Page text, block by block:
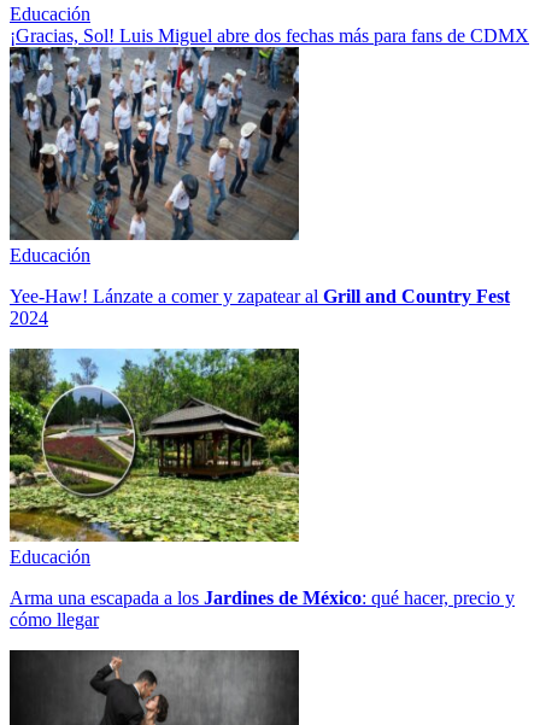
Educación
¡Gracias, Sol! Luis Miguel abre dos fechas más para fans de CDMX
Educación
Yee-Haw! Lánzate a comer y zapatear al Grill and Country Fest
2024
Educación
Arma una escapada a los Jardines de México: qué hacer, precio y
cómo llegar